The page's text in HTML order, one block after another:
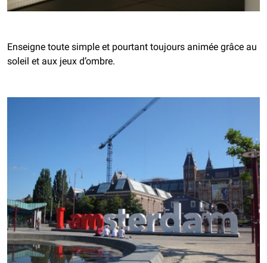
Enseigne toute simple et pourtant toujours animée grâce au
soleil et aux jeux d’ombre.